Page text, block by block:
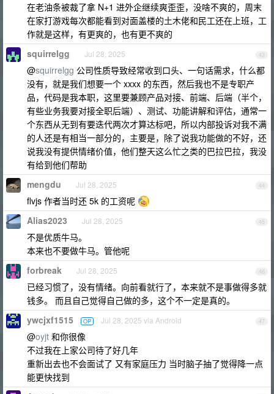
在老油条被裁了拿 N+1 进外企继续爽歪歪，没啥不爽的，周末
在家打游戏每次都能看到对面盖楼的土木佬和民工还在上班，工
作就是这样，有更爽的，也有更不爽的
43
squirrelgg Jul 28, 2025
@squirrelgg 公司性质导致经常收到口头、一句话需求，什么都
没有，就是我们想要一个 xxxx 的东西，然后我也不是专职产
品，代码是我本职，这里要兼顾产品对接、前端、后端（半个，
有些业务我要对接全职后端）、测试、功能讲解和评估，通常一
个东西从无到有要迭代两次才算达标吧，所以内部投诉对我不满
的人还是有相当一部分的，主要是，除了说我功能做的不好，还
说我没有提供情绪价值，他们整天这么忙之类的巴拉巴拉，我没
有给到他们帮助
44
mengdu Jul 28, 2025
flvjs 作者当时还 5k 的工资呢
45
Alias2023 Jul 28, 2025
不是优质牛马。
本来也不要做牛马。管他呢
46
forbreak Jul 28, 2025
已经习惯了，没有情绪。向前看就行了，本来就不是事做得多就
钱多。 而且自己觉得自己做的多，这个不一定是真的。
47
ywcjxf1515 OP Jul 28, 2025 via Android
@oyjt 和你很像
不过我在上家公司待了好几年
重新出去也不会面试了 又有家庭压力 当时脑子抽了觉得降一点
能更快找到